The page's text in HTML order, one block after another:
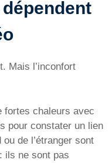
Mais l’inconfort
fortes chaleurs avec
pour constater un lien
de l’étranger sont
ils ne sont pas